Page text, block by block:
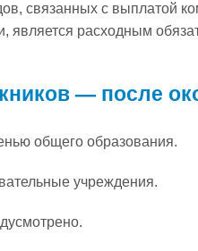
связанных с выплатой
является расходным
— после
общего образования.
учреждения.